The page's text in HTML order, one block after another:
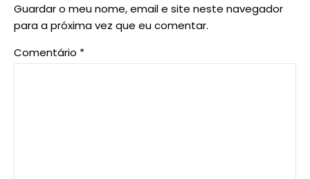
Guardar o meu nome, email e site neste navegador
para a próxima vez que eu comentar.
Comentário *